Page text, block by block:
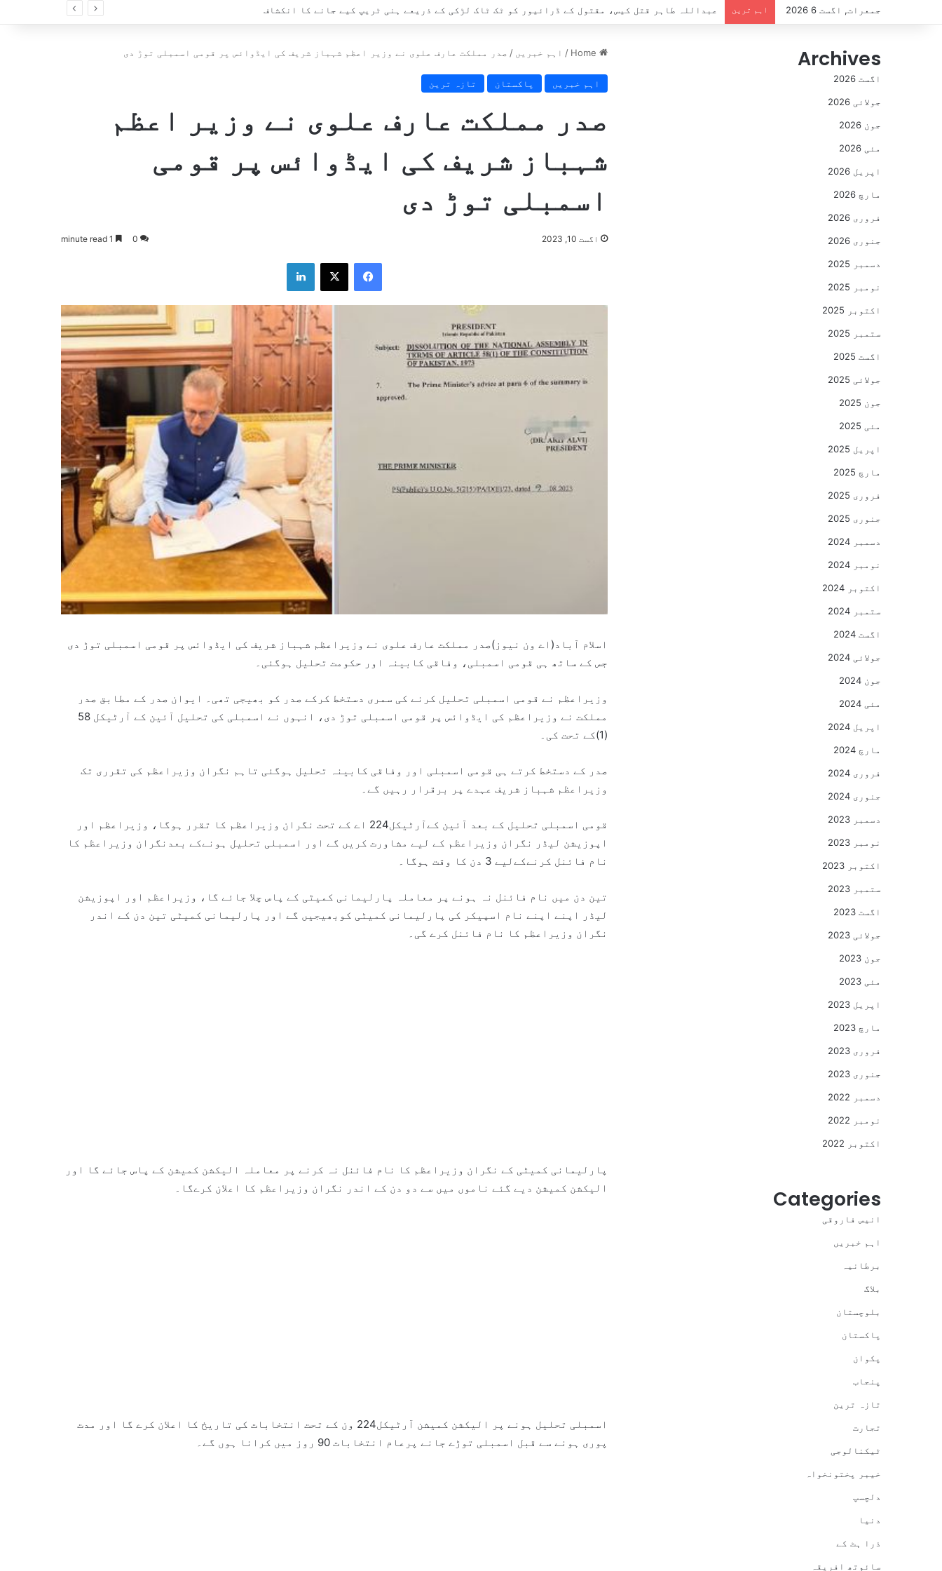
جمعرات, اگست 6 2026 اہم ترین 27 ستمبر کو اسلام آباد کا رخ کریں گے،وزیراعلیٰ سہیل آفریدی کا اعلان
/ اہم خبریں / صدر مملکت عارف علوی نے وزیر اعظم شہباز شریف کی ایڈوائس پر قومی اسمبلی توڑ دی
اہم خبریں پاکستان تازہ ترین
صدر مملکت عارف علوی نے وزیر اعظم
شہباز شریف کی ایڈوائس پر قومی
اسمبلی توڑ دی
اگست 10, 2023 0
اسلام آباد(اے ون نیوز)صدر مملکت عارف علوی نے وزیراعظم شہباز شریف کی ایڈوائس پر قومی اسمبلی توڑ دی
جس کے ساتھ ہی قومی اسمبلی، وفاقی کابینہ اور حکومت تحلیل ہوگئی۔
وزیراعظم نے قومی اسمبلی تحلیل کرنے کی سمری دستخط کرکے صدر کو بھیجی تھی۔ ایوان صدر کے مطابق صدر
مملکت نے وزیراعظم کی ایڈوائس پر قومی اسمبلی توڑ دی، انہوں نے اسمبلی کی تحلیل آئین کے آرٹیکل 58
(1)کے تحت کی۔
صدر کے دستخط کرتے ہی قومی اسمبلی اور وفاقی کابینہ تحلیل ہوگئی تاہم نگران وزیراعظم کی تقرری تک
وزیراعظم شہباز شریف عہدے پر برقرار رہیں گے۔
قومی اسمبلی تحلیل کے بعد آئین کےآرٹیکل224 اے کے تحت نگران وزیراعظم کا تقرر ہوگا، وزیراعظم اور
اپوزیشن لیڈر نگران وزیراعظم کے لیے مشاورت کریں گے اور اسمبلی تحلیل ہونےکے بعدنگران وزیراعظم کا
نام فائنل کرنےکےلیے 3 دن کا وقت ہوگا۔
تین دن میں نام فائنل نہ ہونے پر معاملہ پارلیمانی کمیٹی کے پاس چلا جائے گا، وزیراعظم اور اپوزیشن
لیڈر اپنے اپنے نام اسپیکر کی پارلیمانی کمیٹی کوبھیجیں گے اور پارلیمانی کمیٹی تین دن کے اندر
نگران وزیراعظم کا نام فائنل کرے گی۔
پارلیمانی کمیٹی کے نگران وزیراعظم کا نام فائنل نہ کرنے پر معاملہ الیکشن کمیشن کے پاس جائے گا اور
الیکشن کمیشن دیے گئے ناموں میں سے دو دن کے اندر نگران وزیراعظم کا اعلان کرےگا۔
اسمبلی تحلیل ہونے پر الیکشن کمیشن آرٹیکل224 ون کے تحت انتخابات کی تاریخ کا اعلان کرے گا اور مدت
پوری ہونے سے قبل اسمبلی توڑے جانے پرعام انتخابات 90 روز میں کرانا ہوں گے۔
Archives
اگست 2026
جولائی 2026
جون 2026
مئی 2026
اپریل 2026
مارچ 2026
فروری 2026
جنوری 2026
دسمبر 2025
نومبر 2025
اکتوبر 2025
ستمبر 2025
اگست 2025
جولائی 2025
جون 2025
مئی 2025
اپریل 2025
مارچ 2025
فروری 2025
جنوری 2025
دسمبر 2024
نومبر 2024
اکتوبر 2024
ستمبر 2024
اگست 2024
جولائی 2024
جون 2024
مئی 2024
اپریل 2024
مارچ 2024
فروری 2024
جنوری 2024
دسمبر 2023
نومبر 2023
اکتوبر 2023
ستمبر 2023
اگست 2023
جولائی 2023
جون 2023
مئی 2023
اپریل 2023
مارچ 2023
فروری 2023
جنوری 2023
دسمبر 2022
نومبر 2022
اکتوبر 2022
Categories
انیس فاروقی
اہم خبریں
برطانیہ
بلاگ
بلوچستان
پاکستان
پکوان
پنجاب
تازہ ترین
تجارت
ٹیکنالوجی
خیبر پختونخواہ
دلچسپ
دنیا
ذرا ہٹ کے
سائوتھ افریقہ